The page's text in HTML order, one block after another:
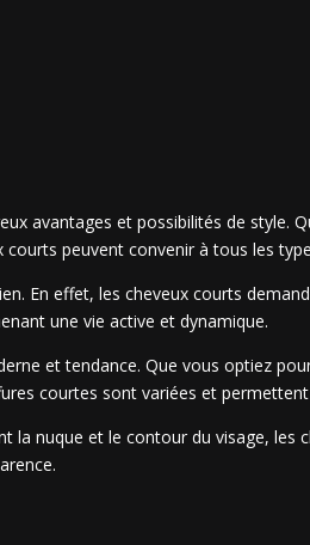
avantages et possibilités de style.
peuvent convenir à tous les
En effet, les cheveux courts
une vie active et dynamique.
et tendance. Que vous optiez
courtes sont variées et
la nuque et le contour du visage, les